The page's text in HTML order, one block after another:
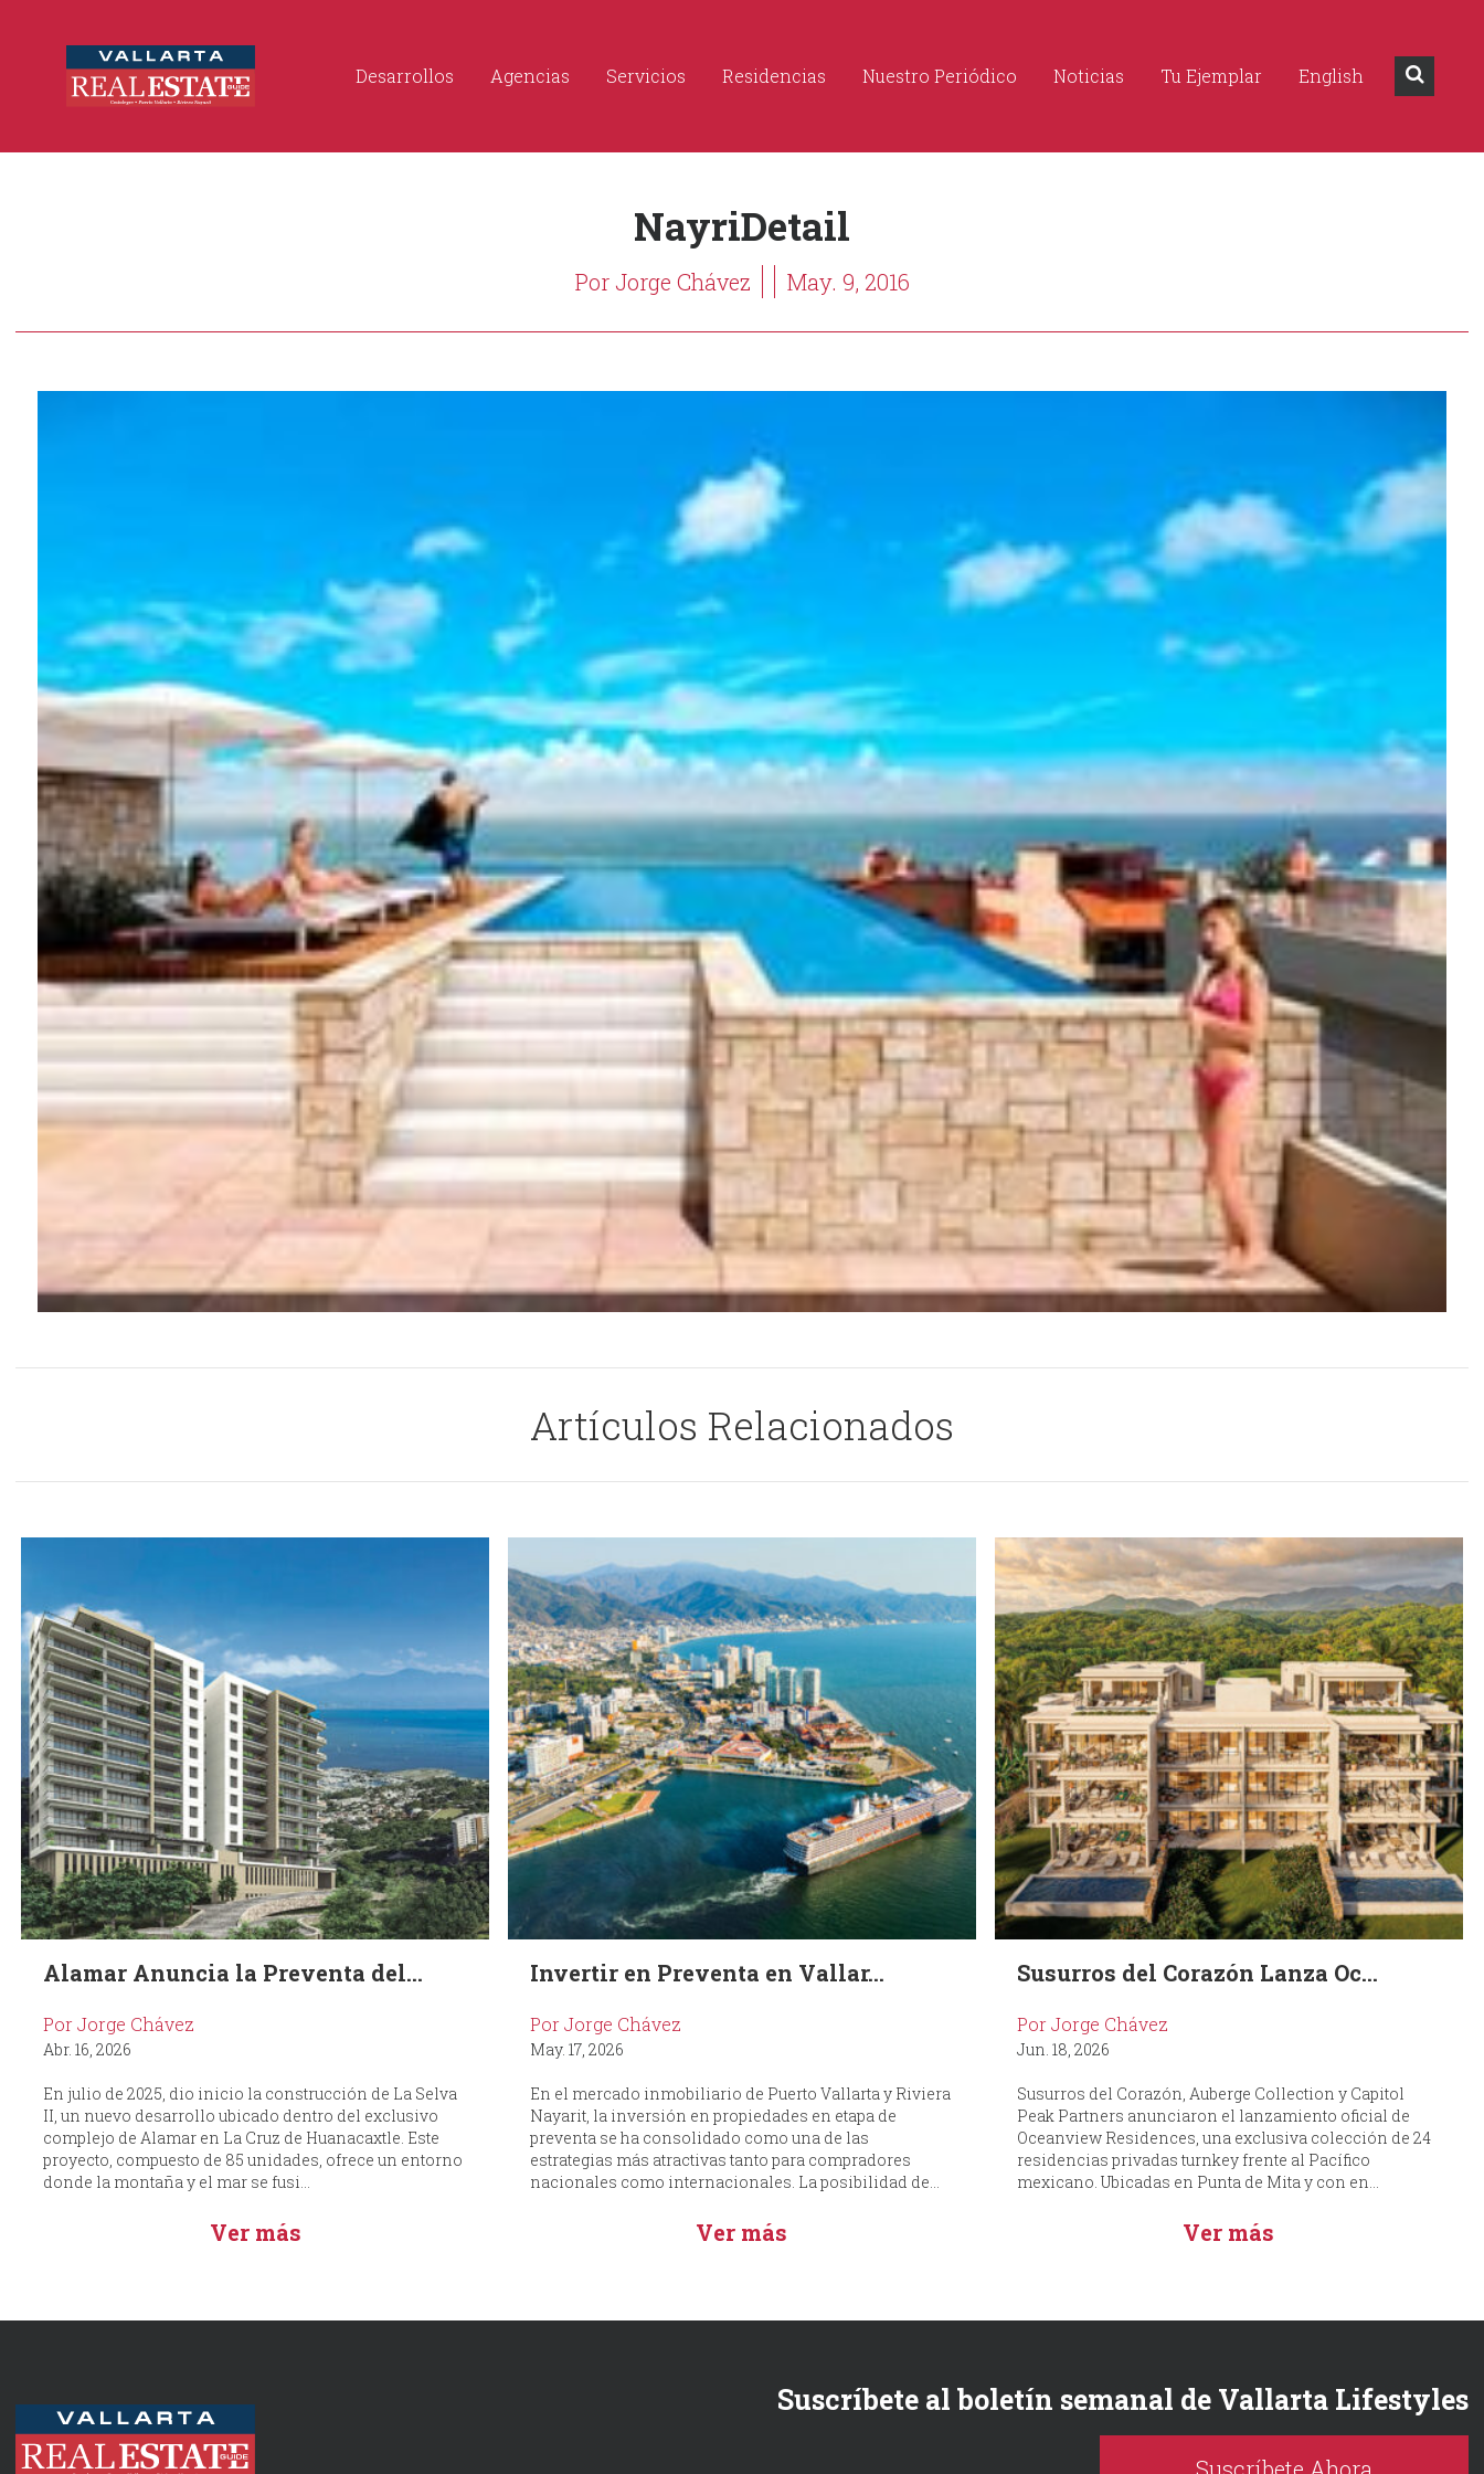
Desarrollos Agencias Servicios Residencias Nuestro Periódico Noticias Tu Ejemplar English
NayriDetail
Por Jorge Chávez May. 9, 2016
Artículos Relacionados
Alamar Anuncia la Preventa del...
Por Jorge Chávez
Abr. 16, 2026
En julio de 2025, dio inicio la construcción de La Selva
II, un nuevo desarrollo ubicado dentro del exclusivo
complejo de Alamar en La Cruz de Huanacaxtle. Este
proyecto, compuesto de 85 unidades, ofrece un entorno
donde la montaña y el mar se fusi...
Ver más
Invertir en Preventa en Vallar...
Por Jorge Chávez
May. 17, 2026
En el mercado inmobiliario de Puerto Vallarta y Riviera
Nayarit, la inversión en propiedades en etapa de
preventa se ha consolidado como una de las
estrategias más atractivas tanto para compradores
nacionales como internacionales. La posibilidad de...
Ver más
Susurros del Corazón Lanza Oc...
Por Jorge Chávez
Jun. 18, 2026
Susurros del Corazón, Auberge Collection y Capitol
Peak Partners anunciaron el lanzamiento oficial de
Oceanview Residences, una exclusiva colección de 24
residencias privadas turnkey frente al Pacífico
mexicano. Ubicadas en Punta de Mita y con en...
Ver más
Suscríbete al boletín semanal de Vallarta Lifestyles
Suscríbete Ahora